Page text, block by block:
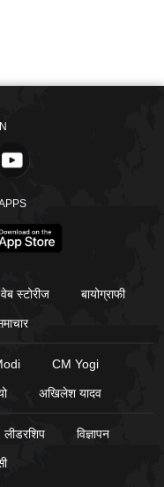
वेब स्टोरीज बायोग्राफी
CM Yogi
अखिलेश यादव
लीडरशिप विज्ञापन